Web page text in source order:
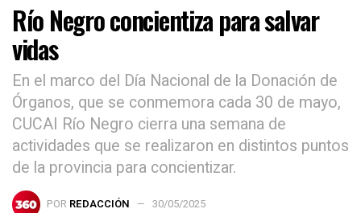
Río Negro concientiza para salvar
vidas
En el marco del Día Nacional de la Donación de
Órganos, que se conmemora cada 30 de mayo,
CUCAI Río Negro cierra una semana de
actividades que se realizaron en distintos puntos
de la provincia para concientizar.
POR REDACCIÓN 30/05/2025